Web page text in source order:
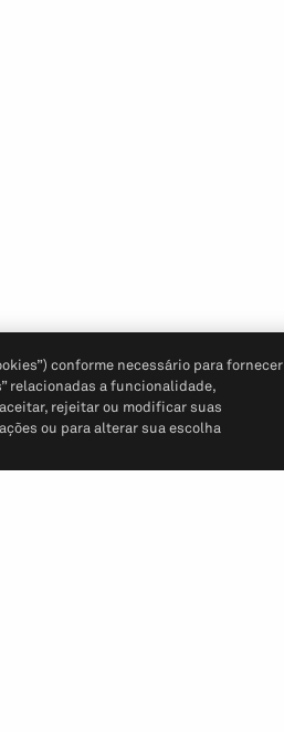
conforme necessário para fornecer
relacionadas a funcionalidade,
rejeitar ou modificar suas
ou para alterar sua escolha